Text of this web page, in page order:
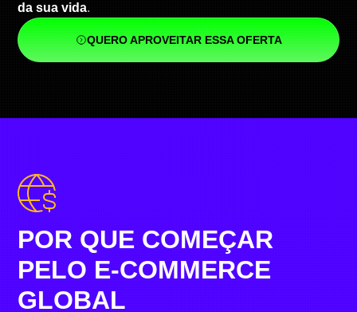
da sua vida.
QUERO APROVEITAR ESSA OFERTA
POR QUE COMEÇAR
PELO E-COMMERCE
GLOBAL